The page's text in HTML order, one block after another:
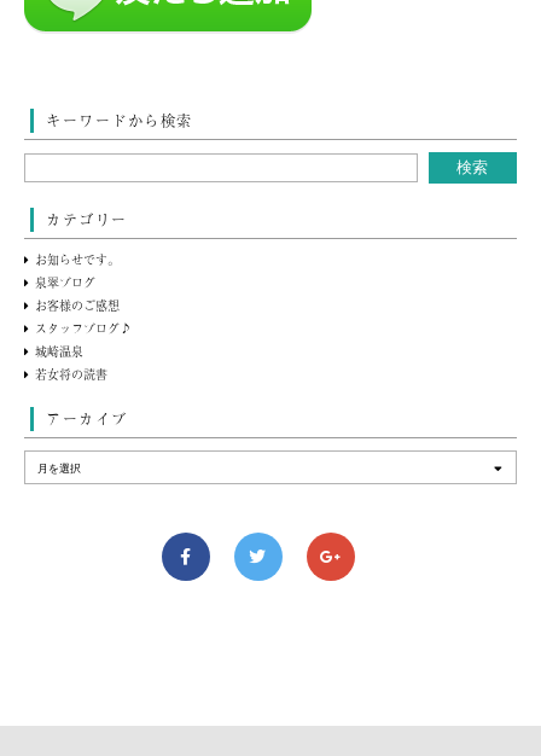
キーワードから検索
カテゴリー
お知らせです。
泉翠ブログ
お客様のご感想
スタッフブログ♪
城崎温泉
若女将の読書
アーカイブ